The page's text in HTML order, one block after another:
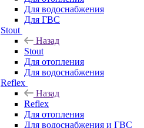
Евроконус для труб
Oventrop
Rehau
Henco
Stout
Far
Для водоснабжения
Для ГВС
Stout
Назад
Stout
Для отопления
Для водоснабжения
Reflex
Назад
Reflex
Для отопления
Для водоснабжения и ГВС